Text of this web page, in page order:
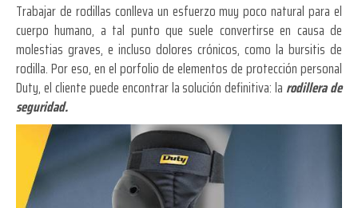
Trabajar de rodillas conlleva un esfuerzo muy poco natural para el
cuerpo humano, a tal punto que suele convertirse en causa de
molestias graves, e incluso dolores crónicos, como la bursitis de
rodilla. Por eso, en el porfolio de elementos de protección personal
Duty, el cliente puede encontrar la solución definitiva: la rodillera de
seguridad.